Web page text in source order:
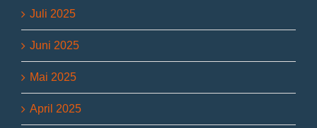
Juli 2025
Juni 2025
Mai 2025
April 2025